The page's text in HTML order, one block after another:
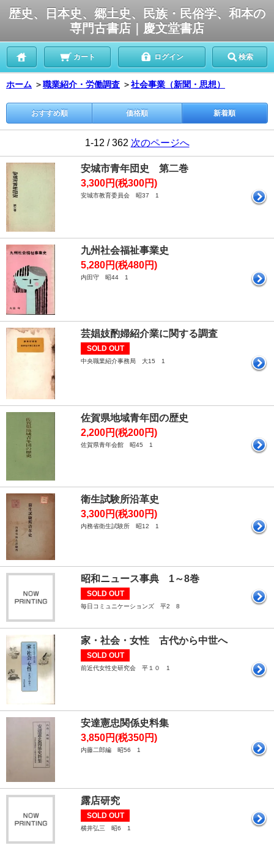
歴史、日本史、郷土史、民族・民俗学、和本の
専門古書店｜慶文堂書店
カート ログイン 検索
ホーム ＞職業紹介・労働調査 ＞社会事業（新聞・思想）
おすすめ順 価格順 新着順
1-12 / 362 次のページへ
安城市青年団史 第二巻
3,300円(税300円)
安城市教育委員会 昭37 1
九州社会福祉事業史
5,280円(税480円)
内田守 昭44 1
芸娼妓酌婦紹介業に関する調査
SOLD OUT
中央職業紹介事務局 大15 1
佐賀県地域青年団の歴史
2,200円(税200円)
佐賀県青年会館 昭45 1
衛生試験所沿革史
3,300円(税300円)
内務省衛生試験所 昭12 1
昭和ニュース事典 1～8巻
SOLD OUT
毎日コミュニケーションズ 平2 8
家・社会・女性 古代から中世へ
SOLD OUT
前近代女性史研究会 平１０ 1
安達憲忠関係史料集
3,850円(税350円)
内藤二郎編 昭56 1
露店研究
SOLD OUT
横井弘三 昭6 1